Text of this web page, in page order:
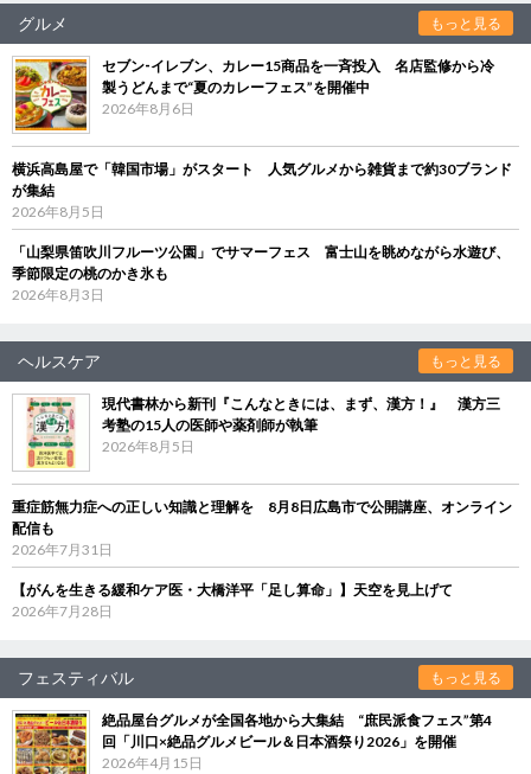
グルメ もっと見る
セブン‐イレブン、カレー15商品を一斉投入 名店監修から冷
製うどんまで“夏のカレーフェス”を開催中
2026年8月6日
横浜高島屋で「韓国市場」がスタート 人気グルメから雑貨まで約30ブランド
が集結
2026年8月5日
「山梨県笛吹川フルーツ公園」でサマーフェス 富士山を眺めながら水遊び、
季節限定の桃のかき氷も
2026年8月3日
ヘルスケア もっと見る
現代書林から新刊『こんなときには、まず、漢方！』 漢方三
考塾の15人の医師や薬剤師が執筆
2026年8月5日
重症筋無力症への正しい知識と理解を 8月8日広島市で公開講座、オンライン
配信も
2026年7月31日
【がんを生きる緩和ケア医・大橋洋平「足し算命」】天空を見上げて
2026年7月28日
フェスティバル もっと見る
絶品屋台グルメが全国各地から大集結 “庶民派食フェス”第4
回「川口×絶品グルメビール＆日本酒祭り2026」を開催
2026年4月15日